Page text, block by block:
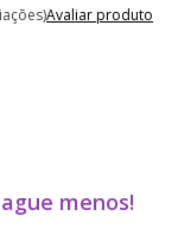
Avaliar produto
menos!